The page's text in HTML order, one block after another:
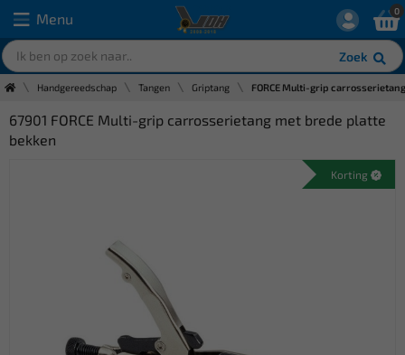
Menu
Zoek
0
Handgereedschap Tangen Griptang FORCE Multi-grip
67901 FORCE Multi-grip carrosserietang met brede platte
bekken
Korting